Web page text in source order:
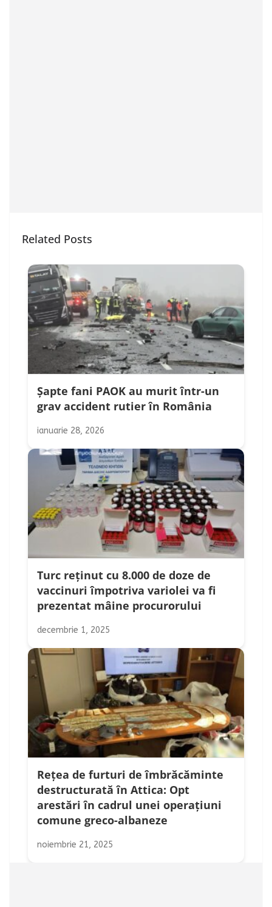
Related Posts
Șapte fani PAOK au murit într-un
grav accident rutier în România
ianuarie 28, 2026
Turc reținut cu 8.000 de doze de
vaccinuri împotriva variolei va fi
prezentat mâine procurorului
decembrie 1, 2025
Rețea de furturi de îmbrăcăminte
destructurată în Attica: Opt
arestări în cadrul unei operațiuni
comune greco-albaneze
noiembrie 21, 2025